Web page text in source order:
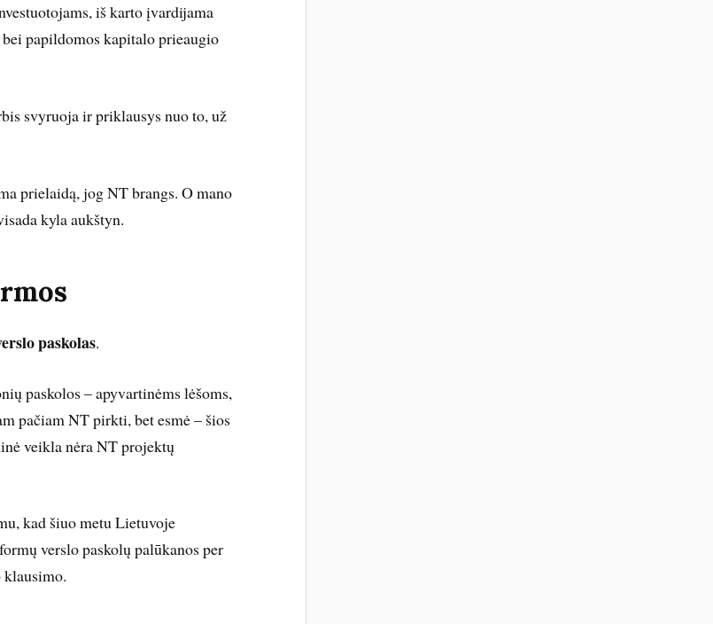
iš karto įvardijama
papildomos kapitalo prieaugio
svyruoja ir priklausys nuo to, už
prielaidą, jog NT brangs. O mano
kyla aukštyn.
paskolas.
paskolos – apyvartinėms lėšoms,
pačiam NT pirkti, bet esmė – šios
veikla nėra NT projektų
kad šiuo metu Lietuvoje
verslo paskolų palūkanos per